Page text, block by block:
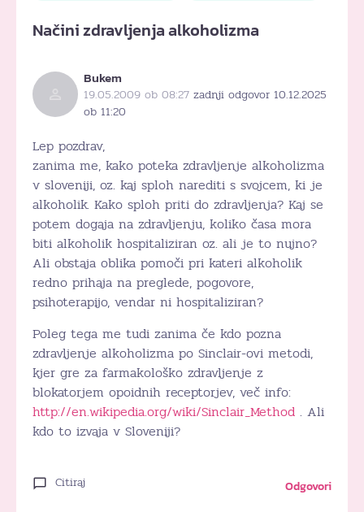
Načini zdravljenja alkoholizma
Bukem
19.05.2009 ob 08:27 zadnji odgovor 10.12.2025
ob 11:20
Lep pozdrav,
zanima me, kako poteka zdravljenje alkoholizma
v sloveniji, oz. kaj sploh narediti s svojcem, ki je
alkoholik. Kako sploh priti do zdravljenja? Kaj se
potem dogaja na zdravljenju, koliko časa mora
biti alkoholik hospitaliziran oz. ali je to nujno?
Ali obstaja oblika pomoči pri kateri alkoholik
redno prihaja na preglede, pogovore,
psihoterapijo, vendar ni hospitaliziran?
Poleg tega me tudi zanima če kdo pozna
zdravljenje alkoholizma po Sinclair-ovi metodi,
kjer gre za farmakološko zdravljenje z
blokatorjem opoidnih receptorjev, več info:
http://en.wikipedia.org/wiki/Sinclair_Method . Ali
kdo to izvaja v Sloveniji?
Citiraj Odgovori